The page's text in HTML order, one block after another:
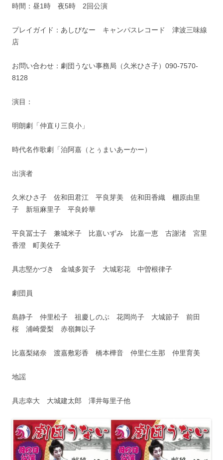
時間：昼1時 夜5時 2回公演
プレイガイド：あしびなー キャンパスレコード 津波三味線
店
お問い合わせ：劇団うない事務局（久米ひさ子）090‐7570‐
8128
演目：
明朗劇「仲直り三良小」
時代名作歌劇「泊阿嘉（とぅまいあーかー）
出演者
久米ひさ子 佐和田君江 平良芽美 佐和田香織 棚原由里
子 新垣麻里子 平良鈴華
平良冨士子 兼城米子 比嘉いずみ 比嘉一恵 古謝渚 宮里
香澄 町美佐子
具志堅かづき 金城多賀子 大城彩花 中曽根律子
劇団員
島静子 仲里松子 祖慶しのぶ 花岡尚子 大城節子 前田
桜 浦崎愛梨 赤嶺舞以子
比嘉梨緒奈 渡嘉敷彩香 橋本樺音 仲里仁生那 仲里育美
地謡
具志幸大 大城建太郎 澤井毎里子他